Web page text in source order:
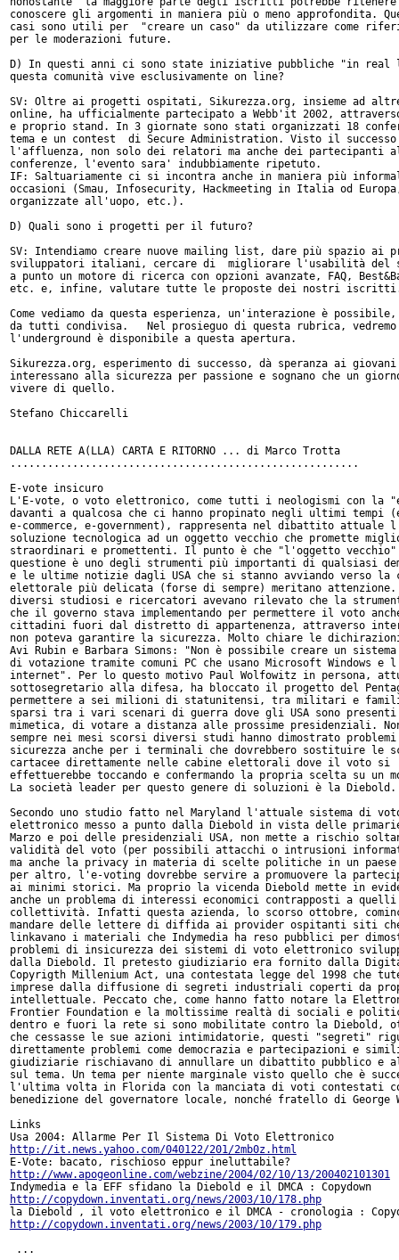
conoscere gli argomenti in maniera più o meno approfondita.
casi sono utili per  "creare un caso" da utilizzare come
per le moderazioni future.
D) In questi anni ci sono state iniziative pubbliche "in
questa comunità vive esclusivamente on line?
SV: Oltre ai progetti ospitati, Sikurezza.org, insieme ad altre
online, ha ufficialmente partecipato a Webb'it 2002,
e proprio stand. In 3 giornate sono stati organizzati 18
tema e un contest  di Secure Administration. Visto il successo
l'affluenza, non solo dei relatori ma anche dei partecipanti
conferenze, l'evento sara' indubbiamente ripetuto.
IF: Saltuariamente ci si incontra anche in maniera più
occasioni (Smau, Infosecurity, Hackmeeting in Italia od
organizzate all'uopo, etc.).
D) Quali sono i progetti per il futuro?
SV: Intendiamo creare nuove mailing list, dare più spazio ai
sviluppatori italiani, cercare di  migliorare l'usabilità del
a punto un motore di ricerca con opzioni avanzate, FAQ,
etc. e, infine, valutare tutte le proposte dei nostri
Come vediamo da questa esperienza, un'interazione è possibile,
da tutti condivisa.   Nel prosieguo di questa rubrica, vedremo
l'underground è disponibile a questa apertura.
Sikurezza.org, esperimento di successo, dà speranza ai
interessano alla sicurezza per passione e sognano che un
vivere di quello.
Stefano Chiccarelli
DALLA RETE A(LLA) CARTA E RITORNO ... di Marco Trotta
........................................................
E-vote insicuro
L'E-vote, o voto elettronico, come tutti i neologismi con la
davanti a qualcosa che ci hanno propinato negli ultimi tempi
e-commerce, e-government), rappresenta nel dibattito attuale
soluzione tecnologica ad un oggetto vecchio che promette
straordinari e promettenti. Il punto è che "l'oggetto
questione è uno degli strumenti più importanti di qualsiasi
e le ultime notizie dagli USA che si stanno avviando verso la
elettorale più delicata (forse di sempre) meritano
diversi studiosi e ricercatori avevano rilevato che la
che il governo stava implementando per permettere il voto
cittadini fuori dal distretto di appartenenza, attraverso
non poteva garantire la sicurezza. Molto chiare le
Avi Rubin e Barbara Simons: "Non è possibile creare un
di votazione tramite comuni PC che usano Microsoft Windows e
internet". Per lo questo motivo Paul Wolfowitz in persona,
sottosegretario alla difesa, ha bloccato il progetto del
permettere a sei milioni di statunitensi, tra militari e
sparsi tra i vari scenari di guerra dove gli USA sono
mimetica, di votare a distanza alle prossime presidenziali.
sempre nei mesi scorsi diversi studi hanno dimostrato
sicurezza anche per i terminali che dovrebbero sostituire le
cartacee direttamente nelle cabine elettorali dove il voto si
effettuerebbe toccando e confermando la propria scelta su un
La società leader per questo genere di soluzioni è la Diebold.
Secondo uno studio fatto nel Maryland l'attuale sistema di
elettronico messo a punto dalla Diebold in vista delle
Marzo e poi delle presidenziali USA, non mette a rischio
validità del voto (per possibili attacchi o intrusioni
ma anche la privacy in materia di scelte politiche in un paese
per altro, l'e-voting dovrebbe servire a promuovere la
ai minimi storici. Ma proprio la vicenda Diebold mette in
anche un problema di interessi economici contrapposti a
collettività. Infatti questa azienda, lo scorso ottobre,
mandare delle lettere di diffida ai provider ospitanti siti
linkavano i materiali che Indymedia ha reso pubblici per
problemi di insicurezza dei sistemi di voto elettronico
dalla Diebold. Il pretesto giudiziario era fornito dalla
Copyrigth Millenium Act, una contestata legge del 1998 che
imprese dalla diffusione di segreti industriali coperti da
intellettuale. Peccato che, come hanno fatto notare la
Frontier Foundation e la moltissime realtà di sociali e
dentro e fuori la rete si sono mobilitate contro la Diebold,
che cessasse le sue azioni intimidatorie, questi "segreti"
direttamente problemi come democrazia e partecipazioni e
giudiziarie rischiavano di annullare un dibattito pubblico e
sul tema. Un tema per niente marginale visto quello che è
l'ultima volta in Florida con la manciata di voti contestati
benedizione del governatore locale, nonché fratello di George
Links
Usa 2004: Allarme Per Il Sistema Di Voto Elettronico
http://it.news.yahoo.com/040122/201/2mb0z.html
http://www.apogeonline.com/webzine/2004/02/10/13/200402101301
Indymedia e la EFF sfidano la Diebold e il DMCA : Copydown
http://copydown.inventati.org/news/2003/10/178.php
http://copydown.inventati.org/news/2003/10/179.php
...